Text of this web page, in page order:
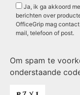
Ja, ik ga akkoord
berichten over
OfficeGrip mag
mail, telefoon of post.
Om spam te
onderstaande